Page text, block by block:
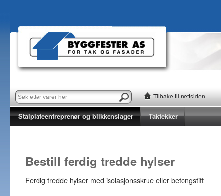
Tilbake til nettsiden
Stålplateentreprenør og blikkenslager Taktekker
Bestill ferdig tredde hylser
Ferdig tredde hylser med isolasjonsskrue eller betongstift